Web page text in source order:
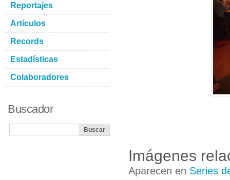
Imágenes
Aparecen en Series
Reportajes
Artículos
Records
Estadísticas
Colaboradores
Buscador